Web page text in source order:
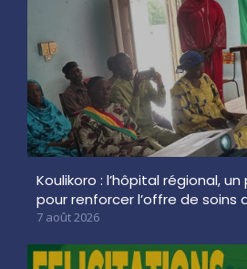
Koulikoro : l’hôpital régional,
pour renforcer l’offre de soins
7 août 2026